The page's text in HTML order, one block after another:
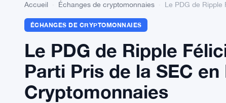
Accueil Échanges de cryptomonnaies Le PDG de Ripple
ÉCHANGES DE CRYPTOMONNAIES
Le PDG de Ripple
Parti Pris de la SEC
Cryptomonnaies